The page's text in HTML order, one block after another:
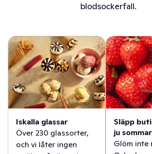
blodsockerfall.
Iskalla glassar
Över 230 glassorter,
och vi låter ingen
Släpp
ju
Glöm inte